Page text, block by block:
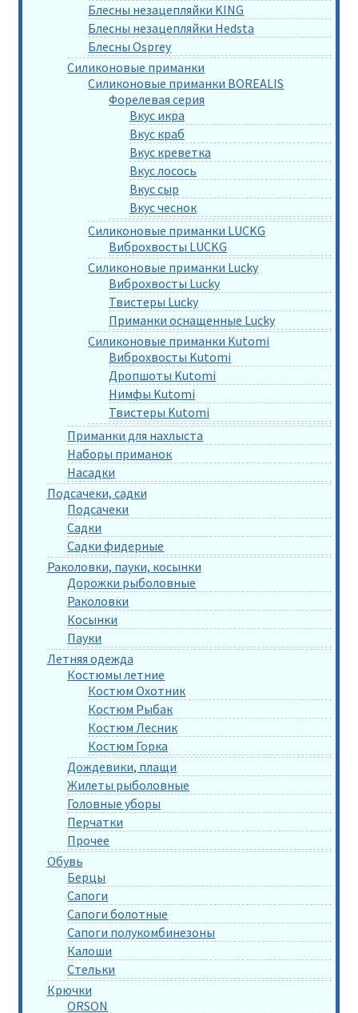
Блесны незацепляйки KING
Блесны незацепляйки Hedsta
Блесны Osprey
Силиконовые приманки
Силиконовые приманки BOREALIS
Форелевая серия
Вкус икра
Вкус краб
Вкус креветка
Вкус лосось
Вкус сыр
Вкус чеснок
Силиконовые приманки LUCKG
Виброхвосты LUCKG
Силиконовые приманки Lucky
Виброхвосты Lucky
Твистеры Lucky
Приманки оснащенные Lucky
Силиконовые приманки Kutomi
Виброхвосты Kutomi
Дропшоты Kutomi
Нимфы Kutomi
Твистеры Kutomi
Приманки для нахлыста
Наборы приманок
Насадки
Подсачеки, садки
Подсачеки
Садки
Садки фидерные
Раколовки, пауки, косынки
Дорожки рыболовные
Раколовки
Косынки
Пауки
Летняя одежда
Костюмы летние
Костюм Охотник
Костюм Рыбак
Костюм Лесник
Костюм Горка
Дождевики, плащи
Жилеты рыболовные
Головные уборы
Перчатки
Прочее
Обувь
Берцы
Сапоги
Сапоги болотные
Сапоги полукомбинезоны
Калоши
Стельки
Крючки
ORSON